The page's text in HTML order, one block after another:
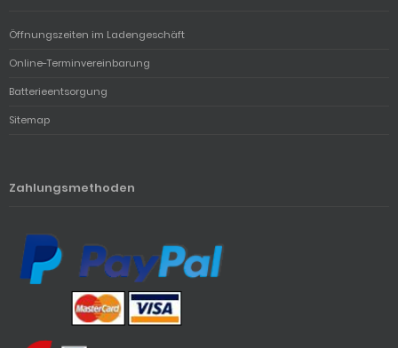
Öffnungszeiten im Ladengeschäft
Online-Terminvereinbarung
Batterieentsorgung
Sitemap
Zahlungsmethoden